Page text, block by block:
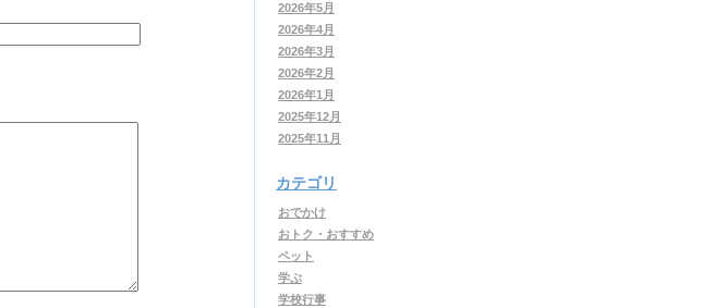
2026年5月
2026年4月
2026年3月
2026年2月
2026年1月
2025年12月
2025年11月
カテゴリ
おでかけ
おトク・おすすめ
ペット
学ぶ
学校行事